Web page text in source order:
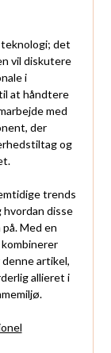
teknologi; det
vil diskutere
i
at håndtere
med
der
og
trends
hvordan disse
Med en
artikel,
allieret i